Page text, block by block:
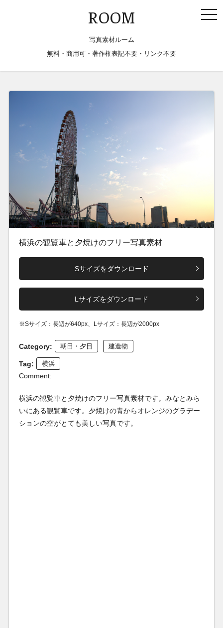
ROOM
写真素材ルーム
無料・商用可・著作権表記不要・リンク不要
横浜の観覧車と夕焼けのフリー写真素材
Sサイズをダウンロード
Lサイズをダウンロード
※Sサイズ：長辺が640px、Lサイズ：長辺が2000px
Category: 朝日・夕日 建造物
Tag: 横浜
Comment:
横浜の観覧車と夕焼けのフリー写真素材です。みなとみら
いにある観覧車です。夕焼けの青からオレンジのグラデー
ションの空がとても美しい写真です。